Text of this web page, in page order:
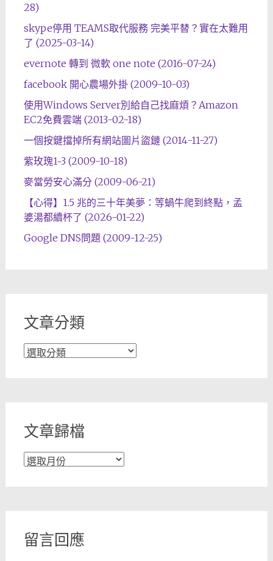
28)
skype停用 TEAMS取代服務 完美平替？實在太難用
了 (2025-03-14)
evernote 轉到 微軟 one note (2016-07-24)
facebook 開心農場外掛 (2009-10-03)
使用Windows Server別給自己找麻煩？Amazon
EC2免費雲端 (2013-02-18)
一個按鍵擋掉所有網站圖片盜鏈 (2014-11-27)
紫玫瑰1~3 (2009-10-18)
麥當勞安心滿分 (2009-06-21)
【心得】1.5 兆的三十年美夢：等蝸牛爬到終點，孟
婆湯都續杯了 (2026-01-22)
Google DNS問題 (2009-12-25)
文章分類
文
文章歸檔
文
留言回應